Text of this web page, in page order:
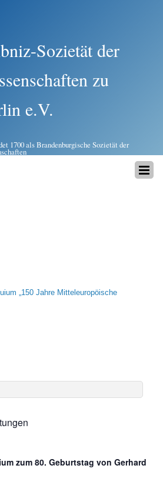
Sozietät der
zu
e.V.
1700 als Brandenburgische Sozietät der
„150 Jahre Mitteleuropöische
zum 80. Geburtstag von Gerhard